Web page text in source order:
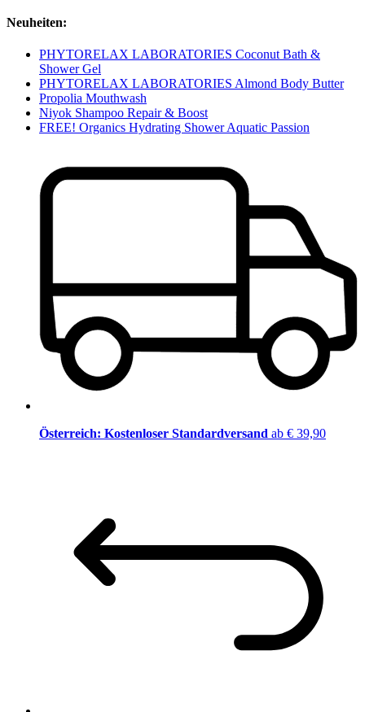
Neuheiten:
PHYTORELAX LABORATORIES Coconut Bath &
Shower Gel
PHYTORELAX LABORATORIES Almond Body Butter
Propolia Mouthwash
Niyok Shampoo Repair & Boost
FREE! Organics Hydrating Shower Aquatic Passion
Österreich: Kostenloser Standardversand ab € 39,90